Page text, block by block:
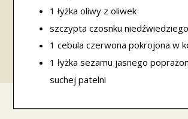
1 łyżka oliwy z oliwek
szczypta czosnku niedźwiedziego
1 cebula czerwona pokrojona w
1 łyżka sezamu jasnego
suchej patelni